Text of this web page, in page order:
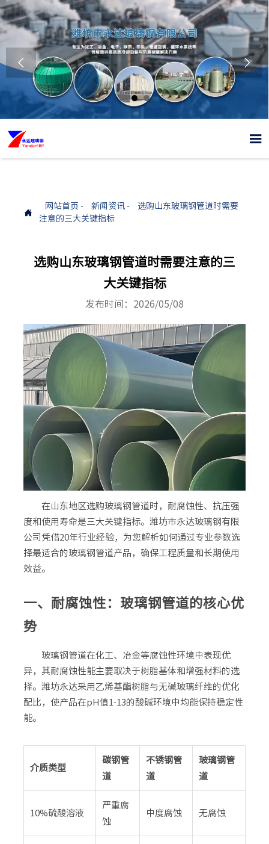
 


网站首页 - 新闻资讯-
选购山东玻璃钢管道时需要
注意的三大关键指标
选购山东玻璃钢管道时需要注意的三
大关键指标
发布时间：2026/05/08
在山东地区选购玻璃钢管道时，耐腐蚀性、抗压强
度和使用寿命是三大关键指标。潍坊市永达玻璃钢有限
公司凭借20年行业经验，为您解析如何通过专业参数选
择最适合的玻璃钢管道产品，确保工程质量和长期使用
效益。
一、耐腐蚀性：玻璃钢管道的核心优
势
玻璃钢管道在化工、冶金等腐蚀性环境中表现优
异，其耐腐蚀性能主要取决于树脂基体和增强材料的选
择。潍坊永达采用乙烯基酯树脂与无碱玻璃纤维的优化
配比，使产品在pH值1-13的酸碱环境中均能保持稳定性
能。
介质类型
碳钢管
道
不锈钢管
道
玻璃钢管
道
10%硫酸溶液
严重腐
蚀
中度腐蚀 无腐蚀